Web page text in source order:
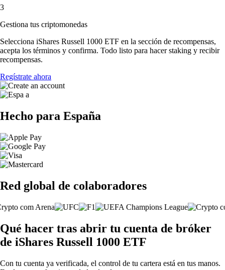
3
Gestiona tus criptomonedas
Selecciona iShares Russell 1000 ETF en la sección de recompensas,
acepta los términos y confirma. Todo listo para hacer staking y recibir
recompensas.
Regístrate ahora
Hecho para España
Red global de colaboradores
Qué hacer tras abrir tu cuenta de bróker
de iShares Russell 1000 ETF
Con tu cuenta ya verificada, el control de tu cartera está en tus manos.